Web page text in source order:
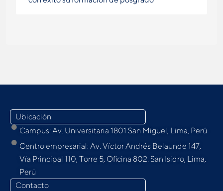
Ubicación
Campus: Av. Universitaria 1801 San Miguel, Lima, Perú
Centro empresarial: Av. Víctor Andrés Belaunde 147,
Vía Principal 110, Torre 5, Oﬁcina 802. San Isidro, Lima,
Perú
Contacto